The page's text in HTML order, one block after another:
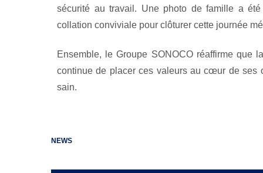
sécurité au travail. Une photo de famille a
collation conviviale pour clôturer cette journée
Ensemble, le Groupe SONOCO réaffirme que
continue de placer ces valeurs au cœur de ses
sain.
NEWS